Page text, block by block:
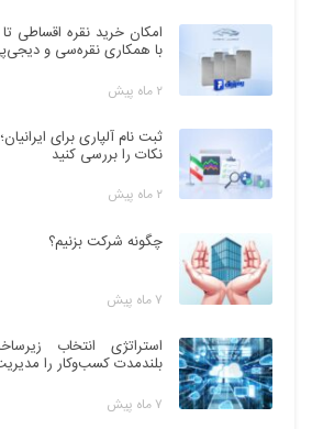
با همکاری نقره‌سی و
۲ ماه پیش
ثبت نام آلپاری برای
نکات را بررسی کنید
۲ ماه پیش
چگونه شرکت بزنیم؟
۷ ماه پیش
استراتژی انتخاب
بلندمدت کسب‌وکار را
۷ ماه پیش